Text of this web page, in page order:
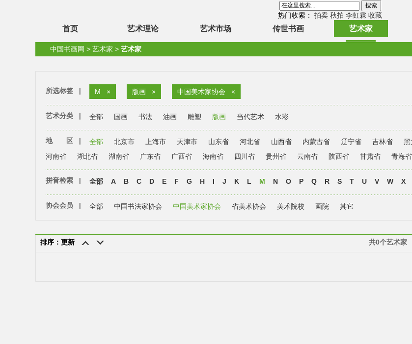
热门收索： 拍卖 秋拍 李虹霖 收藏
首页 艺术理论 艺术市场 传世书画 艺术家
中国书画网 > 艺术家 > 艺术家
所选标签 | M × 版画 × 中国美术家协会 ×
艺术分类 | 全部 国画 书法 油画 雕塑 版画 当代艺术 水彩
地 区 | 全部 北京市 上海市 天津市 山东省 河北省 山西省 内蒙古省 辽宁省 吉林省 黑
河南省
湖北省 湖南省 广东省 广西省 海南省 四川省 贵州省 云南省 陕西省 甘肃省 青海省
拼音检索 | 全部 A B C D E F G H I J K L M N O P Q R S T U V W X
协会会员 | 全部 中国书法家协会 中国美术家协会 省美术协会 美术院校 画院 其它
排序：更新 共0个艺术家